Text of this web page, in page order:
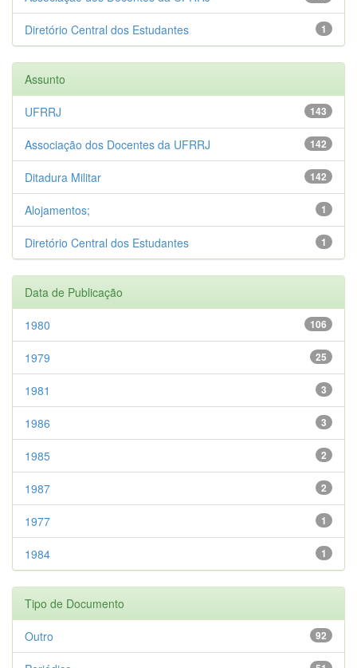
1
Diretório Central dos Estudantes
Assunto
143
UFRRJ
142
Associação dos Docentes da UFRRJ
142
Ditadura Militar
1
Alojamentos;
1
Diretório Central dos Estudantes
Data de Publicação
106
1980
25
1979
3
1981
3
1986
2
1985
2
1987
1
1977
1
1984
Tipo de Documento
92
Outro